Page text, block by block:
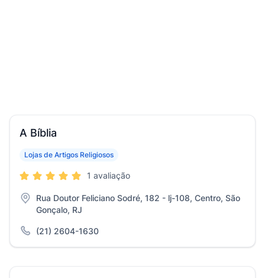
A Bíblia
Lojas de Artigos Religiosos
1 avaliação
Rua Doutor Feliciano Sodré, 182 - lj-108, Centro, São
Gonçalo, RJ
(21) 2604-1630